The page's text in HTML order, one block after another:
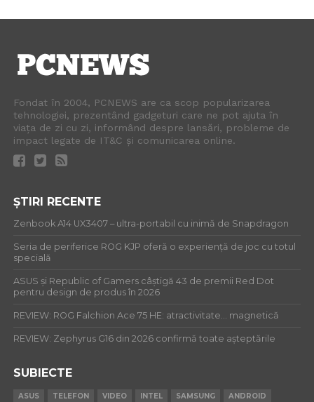
Fondat în 2004, PCNEWS are ca scop popularizarea
tehnologiei, prezentând gadgeturi care ne pot ajuta în
viața de zi cu zi, informând despre lansări, probleme de
impact legate de IT&C și comunicarea online.
ȘTIRI RECENTE
Zenbook A14 UX3407 – ultra-portabil cu inimă de Snapdragon
Seria de periferice ROG KJP oferă o experiență de joc cu totul
specială
ASUS și Republic of Gamers câștigă 43 de premii Red Dot
pentru design de produs în 2026
REVIEW: ROG Falchion Ace 75 HE: atractivitate… magnetică
REVIEW: Zephyrus G16 din 2026 confirmă toate așteptările
SUBIECTE
ASUS TELEFON VIDEO INTEL SAMSUNG ANDROID